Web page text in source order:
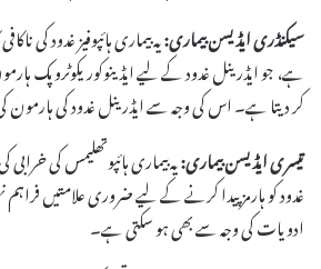
سیکنڈری ایڈیسن بیماری:یہ بیماری ہائپوفیز غدود کی
کر دیتا ہے۔ اس کی وجہ سے ایڈرینل غدود کی ہارمون
تیسری ایڈیسن بیماری:یہ بیماری ہائپوتھلیمس کی
غدود کو ہارمز پیدا کرنے کے لیے ضروری علامتیں فراہم
ادویات کی وجہ سے بھی ہو سکتی ہے۔